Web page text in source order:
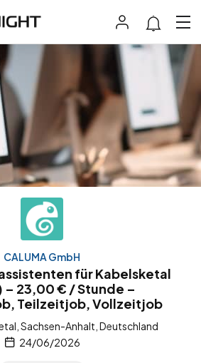
CALUMA GmbH
für Kabelsketal
23,00 € / Stunde –
Teilzeitjob, Vollzeitjob
Sachsen-Anhalt, Deutschland
24/06/2026